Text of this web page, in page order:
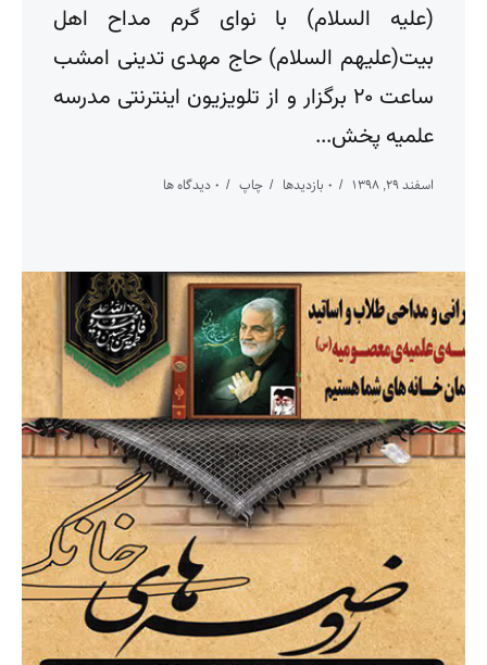
(علیه السلام) با نوای گرم مداح اهل
بیت(علیهم السلام) حاج مهدی تدینی امشب
ساعت ۲۰ برگزار و از تلویزیون اینترنتی مدرسه
علمیه پخش...
اسفند ۲۹, ۱۳۹۸ ۰ بازدیدها چاپ ۰ دیدگاه ها